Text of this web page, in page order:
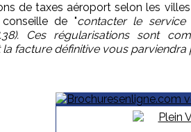
de taxes aéroport selon les
de "contacter le
Ces régularisations sont
la facture définitive vous parviendra